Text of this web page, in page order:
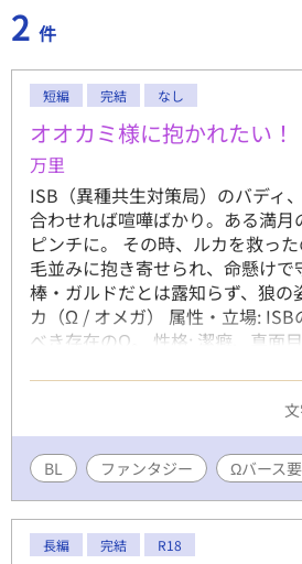
2 件
短編 完結 なし
オオカミ様に抱かれたい！
万里
ISB（異種共生対策局）のバディ
合わせれば喧嘩ばかり。ある満
ピンチに。 その時、ルカを救っ
毛並みに抱き寄せられ、命懸け
棒・ガルドだとは露知らず、狼
カ（Ω / オメガ） 属性・立場:
べき存在のΩ。 性格: 潔癖、真面
ず、抑制剤で属性を隠して強気
男」と嫌っているが、自分を救
る。 ガルド（α / アルファ） 属
少種である「人狼（ビースト）
格: ガサツ、直感的、ぶっきらぼ
る。 現在: 実は以前からルカを大
一目惚れしたせいで、正体を明
BL ファンタジー Ωバース
長編 完結 R18